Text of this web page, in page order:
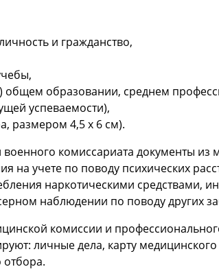
и гражданство,
общем образовании, среднем
успеваемости),
размером 4,5 x 6 см).
комиссариата документы из
на учете по поводу психических
наркотическими средствами,
наблюдении по поводу других
комиссии и
личные дела, карту медицинского
отбора.